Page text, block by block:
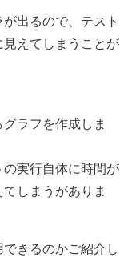
出るので、テスト
えてしまうことが
ラフを作成しま
実行自体に時間が
しまうがありま
きるのかご紹介し